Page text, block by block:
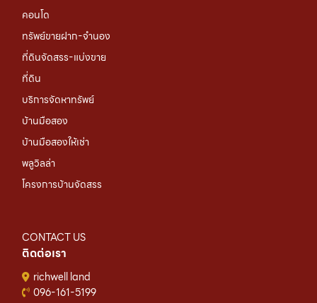
คอนโด
ทรัพย์ขายฝาก-จำนอง
ที่ดินจัดสรร-แบ่งขาย
ที่ดิน
บริการจัดหาทรัพย์
บ้านมือสอง
บ้านมือสองให้เช่า
พลูวิลล่า
โครงการบ้านจัดสรร
CONTACT US
ติดต่อเรา
richwell land
096-161-5199